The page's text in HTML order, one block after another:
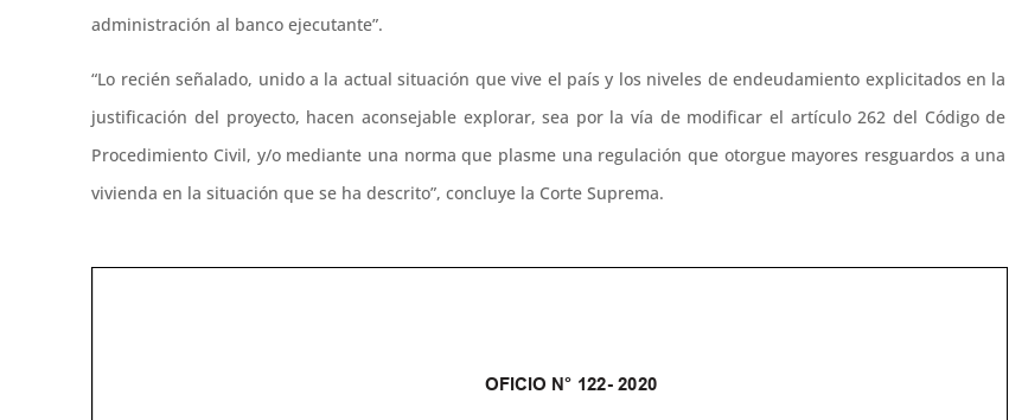
administración al banco ejecutante”.
“Lo recién señalado, unido a la actual situación que vive el país y los niveles de endeudamiento explicitados en la
justificación del proyecto, hacen aconsejable explorar, sea por la vía de modificar el artículo 262 del Código de
Procedimiento Civil, y/o mediante una norma que plasme una regulación que otorgue mayores resguardos a una
vivienda en la situación que se ha descrito”, concluye la Corte Suprema.